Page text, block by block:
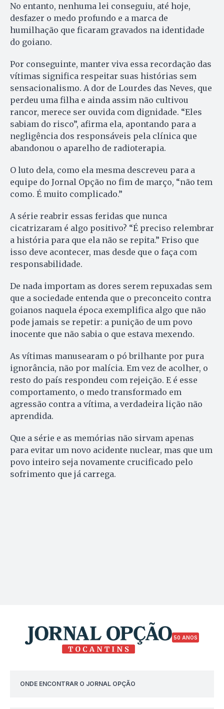
No entanto, nenhuma lei conseguiu, até hoje,
desfazer o medo profundo e a marca de
humilhação que ficaram gravados na identidade
do goiano.
Por conseguinte, manter viva essa recordação das
vítimas significa respeitar suas histórias sem
sensacionalismo. A dor de Lourdes das Neves, que
perdeu uma filha e ainda assim não cultivou
rancor, merece ser ouvida com dignidade. “Eles
sabiam do risco”, afirma ela, apontando para a
negligência dos responsáveis pela clínica que
abandonou o aparelho de radioterapia.
O luto dela, como ela mesma descreveu para a
equipe do Jornal Opção no fim de março, “não tem
como. É muito complicado.”
A série reabrir essas feridas que nunca
cicatrizaram é algo positivo? “É preciso relembrar
a história para que ela não se repita.” Friso que
isso deve acontecer, mas desde que o faça com
responsabilidade.
De nada importam as dores serem repuxadas sem
que a sociedade entenda que o preconceito contra
goianos naquela época exemplifica algo que não
pode jamais se repetir: a punição de um povo
inocente que não sabia o que estava mexendo.
As vítimas manusearam o pó brilhante por pura
ignorância, não por malícia. Em vez de acolher, o
resto do país respondeu com rejeição. E é esse
comportamento, o medo transformado em
agressão contra a vítima, a verdadeira lição não
aprendida.
Que a série e as memórias não sirvam apenas
para evitar um novo acidente nuclear, mas que um
povo inteiro seja novamente crucificado pelo
sofrimento que já carrega.
50 ANOS
ONDE ENCONTRAR O JORNAL OPÇÃO